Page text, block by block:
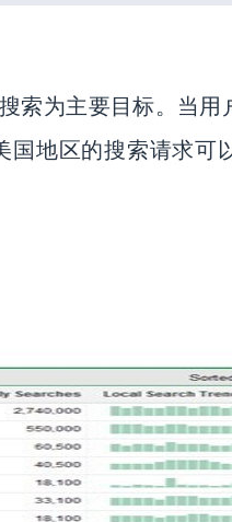
索为主要目标。当用
地区的搜索请求可